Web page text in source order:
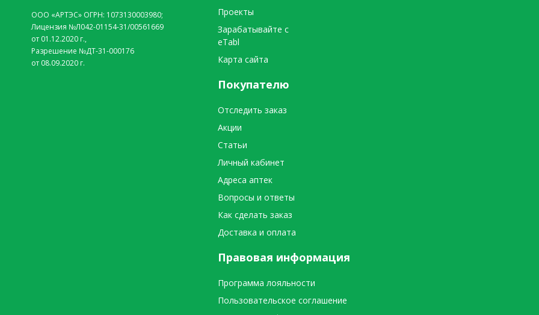
ООО «АРТЭС» ОГРН: 1073130003980;
Лицензия №Л042-01154-31/00561669
от 01.12.2020 г.,
Разрешение №ДТ-31-000176
от 08.09.2020 г.
Проекты
Зарабатывайте с
eTabl
Карта сайта
Покупателю
Отследить заказ
Акции
Статьи
Личный кабинет
Адреса аптек
Вопросы и ответы
Как сделать заказ
Доставка и оплата
Правовая информация
Программа лояльности
Пользовательское соглашение